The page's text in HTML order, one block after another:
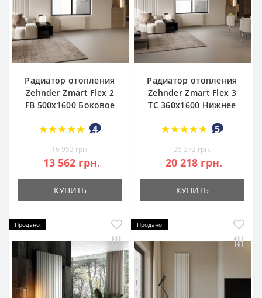
Радиатор отопления
Zehnder Zmart Flex 2
FB 500х1600 Боковое
4
16 952 грн.
13 562 грн.
КУПИТЬ
Радиатор отопления
Zehnder Zmart Flex 3
TC 360х1600 Нижнее
5
25 272 грн.
20 218 грн.
КУПИТЬ
Продано Продано